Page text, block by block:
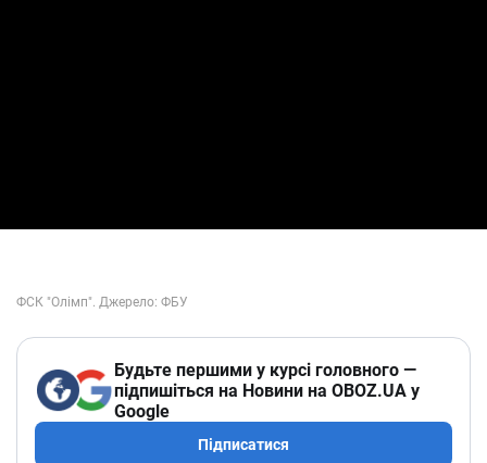
Будьте першими у курсі головного —
підпишіться на Новини на OBOZ.UA у
Google
Підписатися